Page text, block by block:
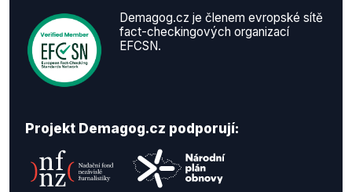
Demagog.cz je členem evropské sítě
fact-checkingových organizací
EFCSN.
Projekt Demagog.cz podporují: